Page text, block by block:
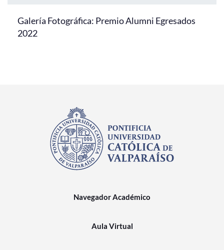
Galería Fotográfica: Premio Alumni Egresados
2022
Navegador Académico
Aula Virtual